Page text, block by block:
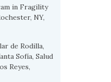
in Fragility
NY,
de Rodilla,
Sofía, Salud
Reyes,